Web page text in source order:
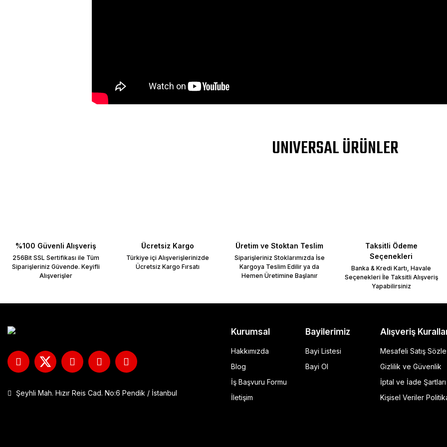
Bu ürüne ilk yorumu siz yapın!
Bu ürünün fiyat bilgisi, resim, ürün açıklamalarında ve diğer konularda yetersiz gördüğünüz noktaları öneri formunu kullanarak tarafımıza
UNIVERSAL ÜRÜNLER
GP Kompozit Universal 45 lt Plastik Motosiklet Çantası
%100 Güvenli Alışveriş
256Bit SSL Sertifikası ile Tüm
Siparişleriniz Güvende. Keyifli
Alışverişler
Ücretsiz Kargo
Türkiye içi Alışverişlerinizde
Ücretsiz Kargo Fırsatı
Üretim ve Stoktan Teslim
Siparişleriniz Stoklarımızda İse
Kargoya Teslim Edilir ya da
Hemen Üretimine Başlanır
Taksitli Ödeme
Seçenekleri
Banka & Kredi Kartı, Havale
Seçenekleri İle Taksitli Alışveriş
Yapabilirsiniz
Şeyhli Mah. Hızır Reis Cad. No:6 Pendik / İstanbul
Kurumsal
Hakkımızda
Blog
İş Başvuru Formu
İletişim
Bayilerimiz
Bayi Listesi
Bayi Ol
Alışveriş
Mesafeli Satış
Gizlilik ve Güvenlik
İptal ve İade Şartları
Kişisel Veriler